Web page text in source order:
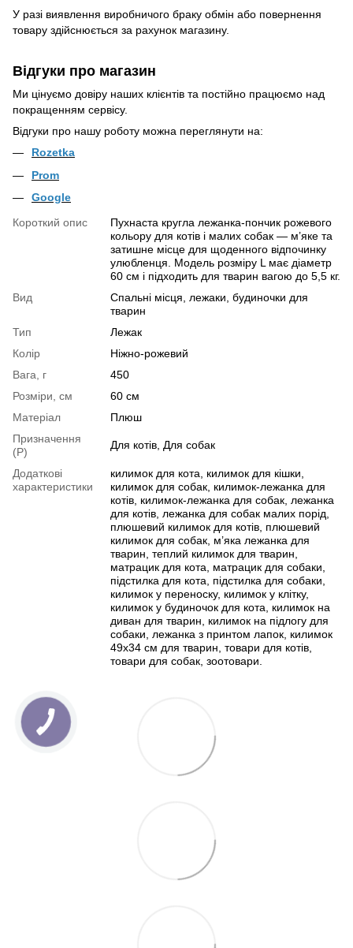
У разі виявлення виробничого браку обмін або повернення
товару здійснюється за рахунок магазину.
Відгуки про магазин
Ми цінуємо довіру наших клієнтів та постійно працюємо над
покращенням сервісу.
Відгуки про нашу роботу можна переглянути на:
Rozetka
Prom
Google
Короткий опис
Пухнаста кругла лежанка-пончик рожевого
кольору для котів і малих собак — м’яке та
затишне місце для щоденного відпочинку
улюбленця. Модель розміру L має діаметр
60 см і підходить для тварин вагою до 5,5 кг.
Вид
Спальні місця, лежаки, будиночки для
тварин
Тип
Лежак
Колір
Ніжно-рожевий
Вага, г
450
Розміри, см
60 см
Матеріал
Плюш
Призначення
(Р)
Для котів, Для собак
Додаткові
характеристики
килимок для кота, килимок для кішки,
килимок для собак, килимок-лежанка для
котів, килимок-лежанка для собак, лежанка
для котів, лежанка для собак малих порід,
плюшевий килимок для котів, плюшевий
килимок для собак, м’яка лежанка для
тварин, теплий килимок для тварин,
матрацик для кота, матрацик для собаки,
підстилка для кота, підстилка для собаки,
килимок у переноску, килимок у клітку,
килимок у будиночок для кота, килимок на
диван для тварин, килимок на підлогу для
собаки, лежанка з принтом лапок, килимок
49х34 см для тварин, товари для котів,
товари для собак, зоотовари.